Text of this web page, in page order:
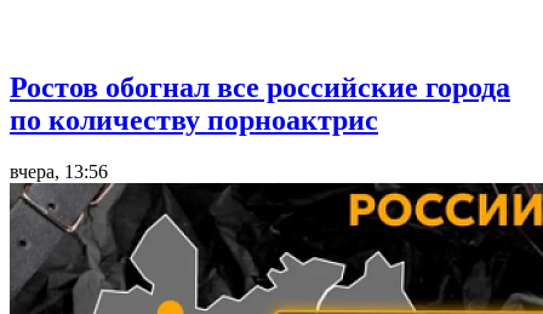
Ростов обогнал все российские города
по количеству порноактрис
вчера, 13:56